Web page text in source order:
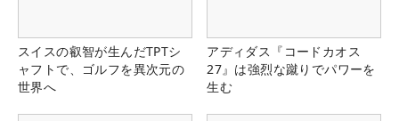
スイスの叡智が生んだTPTシ
ャフトで、ゴルフを異次元の
世界へ
アディダス『コードカオス
27』は強烈な蹴りでパワーを
生む